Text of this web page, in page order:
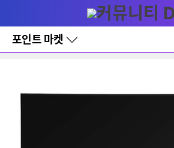
와
홈
포인트 마켓
바
로
이